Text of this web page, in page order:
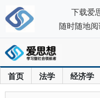
首页 法学 经济学
下载爱
随时随地